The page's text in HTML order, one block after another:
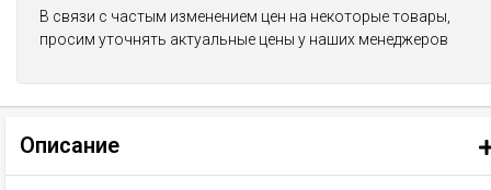
В связи с частым изменением цен на некоторые товары,
просим уточнять актуальные цены у наших менеджеров
Описание